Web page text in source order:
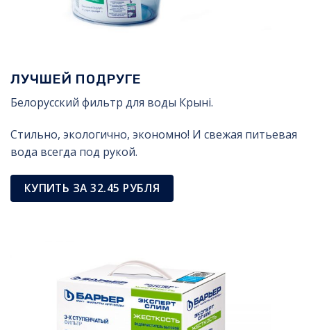
ЛУЧШЕЙ ПОДРУГЕ
Белорусский фильтр для воды Крынi.
Стильно, экологично, экономно! И свежая питьевая
вода всегда под рукой.
КУПИТЬ ЗА 32.45 РУБЛЯ